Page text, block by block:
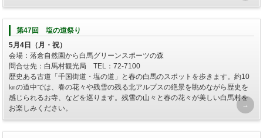
第47回 塩の道祭り
5月4日（月・祝）
会場：落倉自然園から白馬グリーンスポーツの森
問合せ先：白馬村観光局 TEL：72-7100
歴史ある古道「千国街道・塩の道」と春の白馬のスポットを歩きます。約10
㎞の道中では、春の花々や残雪の残る北アルプスの絶景を眺めながら歴史を
感じられるお寺、などを巡ります。残雪の山々と春の花々が美しい白馬村を
お楽しみください。